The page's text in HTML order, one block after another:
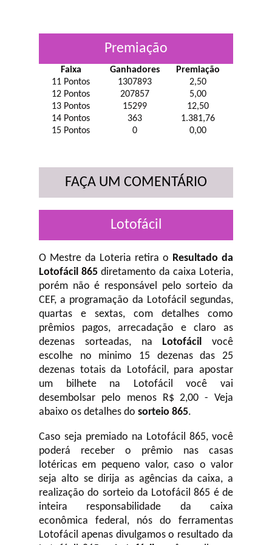
Premiação
Faixa Ganhadores
Premiação
11 Pontos
1307893
2,50
12 Pontos
207857
5,00
13 Pontos
15299
12,50
14 Pontos
363
1.381,76
15 Pontos
0 0,00
FAÇA UM COMENTÁRIO
Lotofácil
O Mestre da Loteria retira o Resultado da
Lotofácil 865 diretamento da caixa Loteria,
porém não é responsável pelo sorteio da
CEF, a programação da Lotofácil segundas,
quartas e sextas, com detalhes como
prêmios pagos, arrecadação e claro as
dezenas sorteadas, na Lotofácil você
escolhe no minimo 15 dezenas das 25
dezenas totais da Lotofácil, para apostar
um bilhete na Lotofácil você vai
desembolsar pelo menos R$ 2,00 - Veja
abaixo os detalhes do sorteio 865.
Caso seja premiado na Lotofácil 865, você
poderá receber o prêmio nas casas
lotéricas em pequeno valor, caso o valor
seja alto se dirija as agências da caixa, a
realização do sorteio da Lotofácil 865 é de
inteira responsabilidade da caixa
econômica federal, nós do ferramentas
Lotofácil apenas divulgamos o resultado da